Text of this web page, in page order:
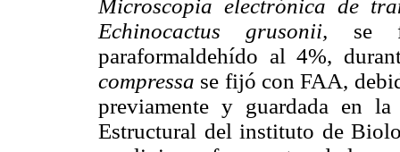
Microscopia electrónica de
Echinocactus grusonii, se
paraformaldehído al 4%,
compressa se fijó con FAA,
previamente y guardada en
Estructural del instituto de